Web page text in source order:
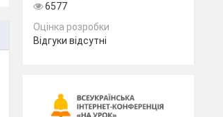
6577
Оцінка розробки
Відгуки відсутні